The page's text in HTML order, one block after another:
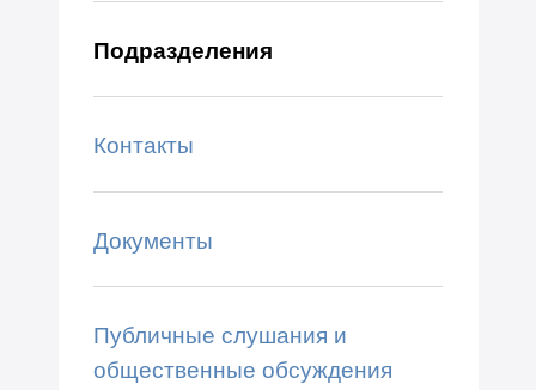
Подразделения
Контакты
Документы
Публичные слушания и
общественные обсуждения